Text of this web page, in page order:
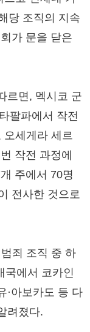
당 조직의 지속
가 문을 닫은
르면, 멕시코 군
팔파에서 작전
오세게라 세르
작전 과정에
주에서 70명
전사한 것으로
죄 조직 중 하
국에서 코카인
·아보카도 등 다
려졌다.